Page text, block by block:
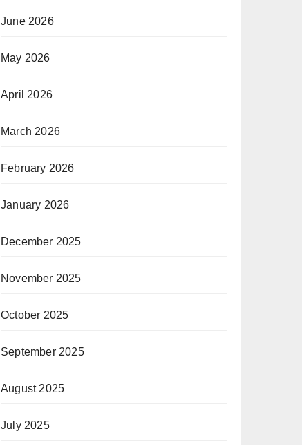
June 2026
May 2026
April 2026
March 2026
February 2026
January 2026
December 2025
November 2025
October 2025
September 2025
August 2025
July 2025